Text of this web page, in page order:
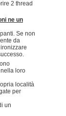
2 thread
ne un
Se non
da
loro
località
per
un